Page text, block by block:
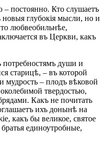
постоянно. Кто слушаетъ
глубокія мысли, но и
любвеобильнѣе,
въ Церкви, какъ
потребностямъ души и
старицѣ, – въ которой
мудрость – плодъ вѣковой
твердостью,
Какъ не почитать
ихъ донынѣ на
какъ бы великое, святое
единоутробные,